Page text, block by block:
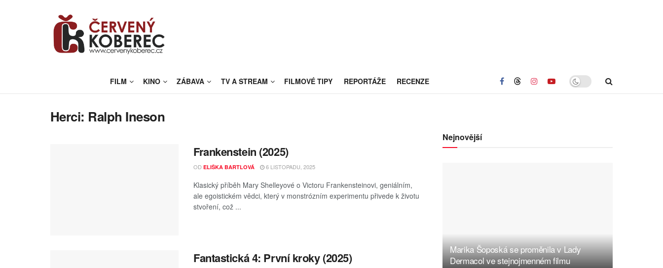
FILM KINO ZÁBAVA TV A STREAM FILMOVÉ TIPY REPORTÁŽE RECENZE
Herci: Ralph Ineson
Frankenstein (2025)
OD ELIŠKA BARTLOVÁ 6 LISTOPADU, 2025
Klasický příběh Mary Shelleyové o Victoru Frankensteinovi, geniálním,
ale egoistickém vědci, který v monstrózním experimentu přivede k životu
stvoření, což ...
Fantastická 4: První kroky (2025)
Nejnovější
Marika Šoposká se proměnila v Lady
Dermacol ve stejnojmenném filmu